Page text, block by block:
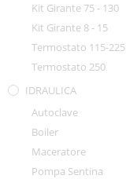
Kit Girante 75 - 130
Kit Girante 8 - 15
Termostato 115-225
Termostato 250
IDRAULICA
Autoclave
Boiler
Maceratore
Pompa Sentina